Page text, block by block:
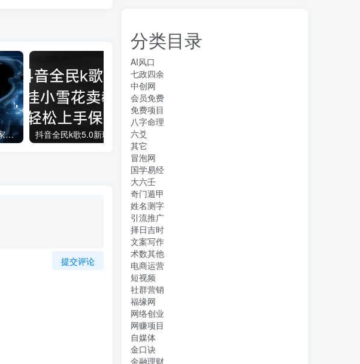
单日收益2000+，躺平当作家，AI全自动写小说赚稿费，全新玩法 抖音全民k歌5.0新玩法，直播挂小雪花卖教程月入10万，小白轻松上手，保…
提交评论
分类目录
AI风口
七政四余
中创网
会员免费
免费项目
八字命理
六爻
其它
冒泡网
国学易经
大六壬
奇门遁甲
姓名测字
引流推广
择日吉时
文案写作
术数其他
电商运营
短视频
社群营销
福缘网
网络创业
网赚项目
自媒体
金口诀
金融理财